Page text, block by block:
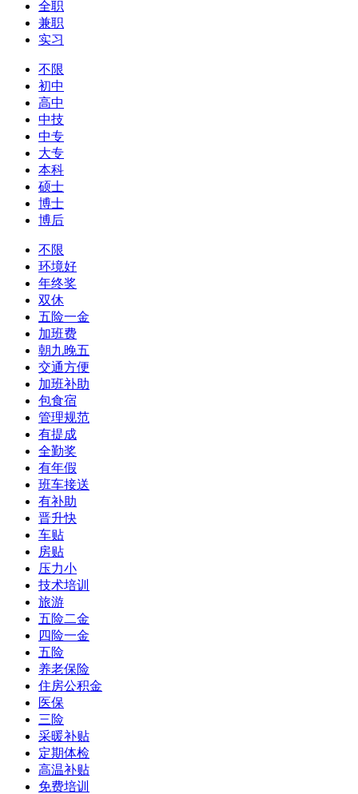
全职
兼职
实习
不限
初中
高中
中技
中专
大专
本科
硕士
博士
博后
不限
环境好
年终奖
双休
五险一金
加班费
朝九晚五
交通方便
加班补助
包食宿
管理规范
有提成
全勤奖
有年假
班车接送
有补助
晋升快
车贴
房贴
压力小
技术培训
旅游
五险二金
四险一金
五险
养老保险
住房公积金
医保
三险
采暖补贴
定期体检
高温补贴
免费培训